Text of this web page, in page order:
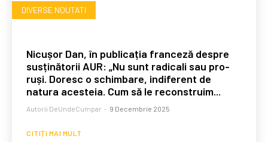
DIVERSE NOUTATI
Nicușor Dan, în publicația franceză despre
susținătorii AUR: „Nu sunt radicali sau pro-
ruși. Doresc o schimbare, indiferent de
natura acesteia. Cum să le reconstruim...
Autorii DeUndeCumpar - 9 Decembrie 2025
CITIȚI MAI MULT